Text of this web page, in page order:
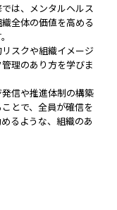
は、メンタルヘルス
全体の価値を高める
スクや組織イメージ
理のあり方を学びま
信や推進体制の構築
とで、全員が確信を
るような、組織のあ